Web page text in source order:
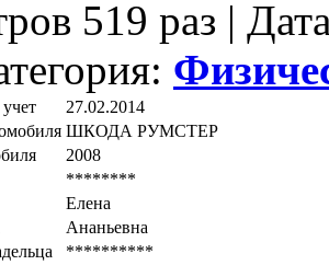
519 раз |
27.02.2014
ШКОДА РУМСТЕР
2008
********
Елена
Ананьевна
**********